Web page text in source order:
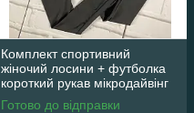
Комплект спортивний
жіночий лосини + футболка
короткий рукав мікродайвінг
Готово до відправки